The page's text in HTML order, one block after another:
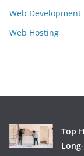
Web Development
Web Hosting
Top